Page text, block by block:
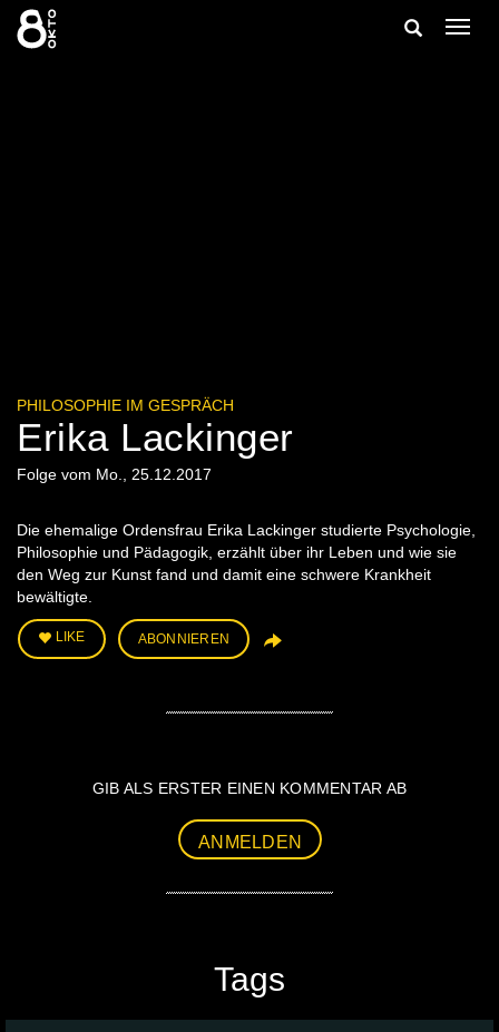
Zum
Inhalt
springen
Suche
PHILOSOPHIE IM GESPRÄCH
Erika Lackinger
Folge vom Mo., 25.12.2017
Die ehemalige Ordensfrau Erika Lackinger studierte Psychologie,
Philosophie und Pädagogik, erzählt über ihr Leben und wie sie
den Weg zur Kunst fand und damit eine schwere Krankheit
bewältigte.
LIKE ABONNIEREN
GIB ALS ERSTER EINEN KOMMENTAR AB
ANMELDEN
Tags